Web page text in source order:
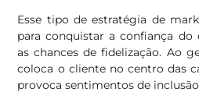
Esse tipo de estratégia de
para conquistar a confiança
as chances de fidelização. Ao
coloca o cliente no centro das
provoca sentimentos de